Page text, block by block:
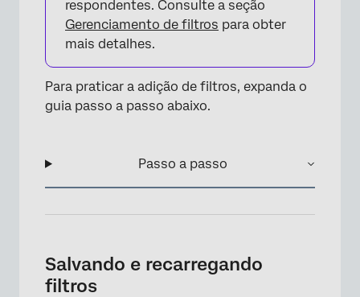
×
respondentes. Consulte a seção
Gerenciamento de filtros para obter
mais detalhes.
Para praticar a adição de filtros, expanda o
guia passo a passo abaixo.
Passo a passo
Salvando e recarregando
filtros